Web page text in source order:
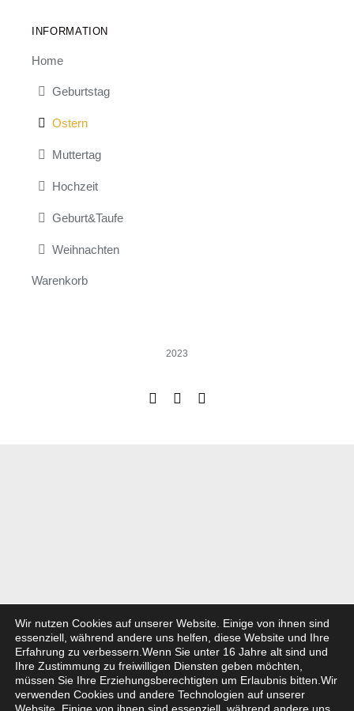
INFORMATION
Home
Geburtstag
Ostern
Muttertag
Hochzeit
Geburt&Taufe
Weihnachten
Warenkorb
2023
Wir nutzen Cookies auf unserer Website. Einige von ihnen sind
essenziell, während andere uns helfen, diese Website und Ihre
Erfahrung zu verbessern. Wenn Sie unter 16 Jahre alt sind und
Ihre Zustimmung zu freiwilligen Diensten geben möchten,
müssen Sie Ihre Erziehungsberechtigten um Erlaubnis bitten. Wir
verwenden Cookies und andere Technologien auf unserer